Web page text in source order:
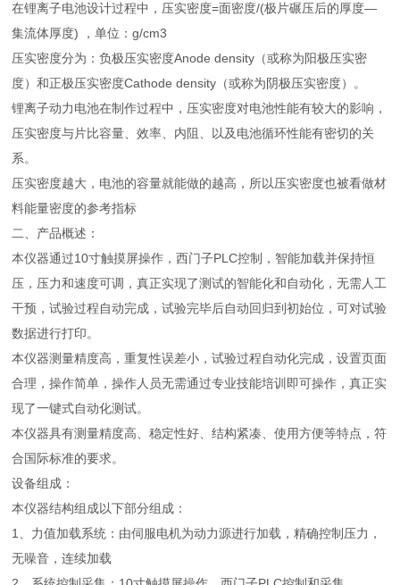
在锂离子电池设计过程中，压实密度=面密度/(极片碾压后的厚度—
集流体厚度) ，单位：g/cm3
压实密度分为：负极压实密度Anode density（或称为阳极压实密
度）和正极压实密度Cathode density（或称为阴极压实密度）。
锂离子动力电池在制作过程中，压实密度对电池性能有较大的影响，
压实密度与片比容量、效率、内阻、以及电池循环性能有密切的关
系。
压实密度越大，电池的容量就能做的越高，所以压实密度也被看做材
料能量密度的参考指标
二、产品概述：
本仪器通过10寸触摸屏操作，西门子PLC控制，智能加载并保持恒
压，压力和速度可调，真正实现了测试的智能化和自动化，无需人工
干预，试验过程自动完成，试验完毕后自动回归到初始位，可对试验
数据进行打印。
本仪器测量精度高，重复性误差小，试验过程自动化完成，设置页面
合理，操作简单，操作人员无需通过专业技能培训即可操作，真正实
现了一键式自动化测试。
本仪器具有测量精度高、稳定性好、结构紧凑、使用方便等特点，符
合国际标准的要求。
设备组成：
本仪器结构组成以下部分组成：
1、力值加载系统：由伺服电机为动力源进行加载，精确控制压力，
无噪音，连续加载